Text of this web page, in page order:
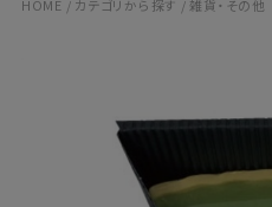
PRODUCTS / 商品を探
HOME / カテゴリから探す / 雑貨・その他